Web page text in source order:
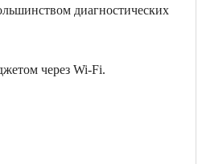
диагностических
через Wi-Fi.